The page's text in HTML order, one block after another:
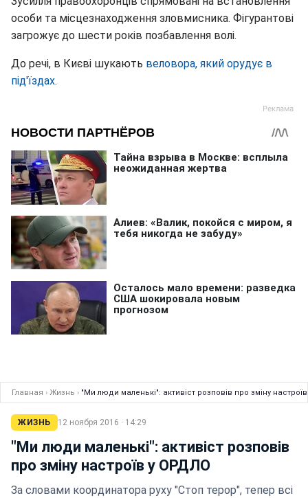
особи та місцезнаходження зловмисника. Фігурантові
загрожує до шести років позбавлення волі.
До речі, в Києві шукають веловора, який орудує в
під'їздах.
Главная › Жизнь › "Ми люди маленькі": активіст розповів про зміну
ЖИЗНЬ 12 ноября 2016 · 14:29
"Ми люди маленькі": активіст розповів
про зміну настроїв у ОРДЛО
За словами координатора руху "Стоп терор", тепер всі